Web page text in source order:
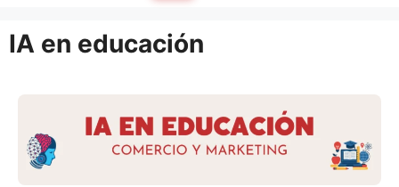
IA en educación